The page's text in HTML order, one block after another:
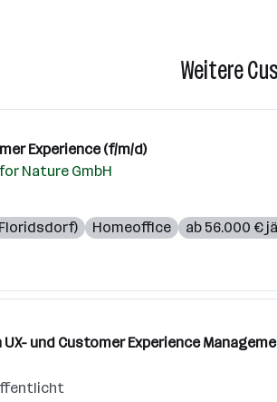
Weitere
Experience (f/m/d)
Nature GmbH
Homeoffice ab 56.000 €
und Customer Experience